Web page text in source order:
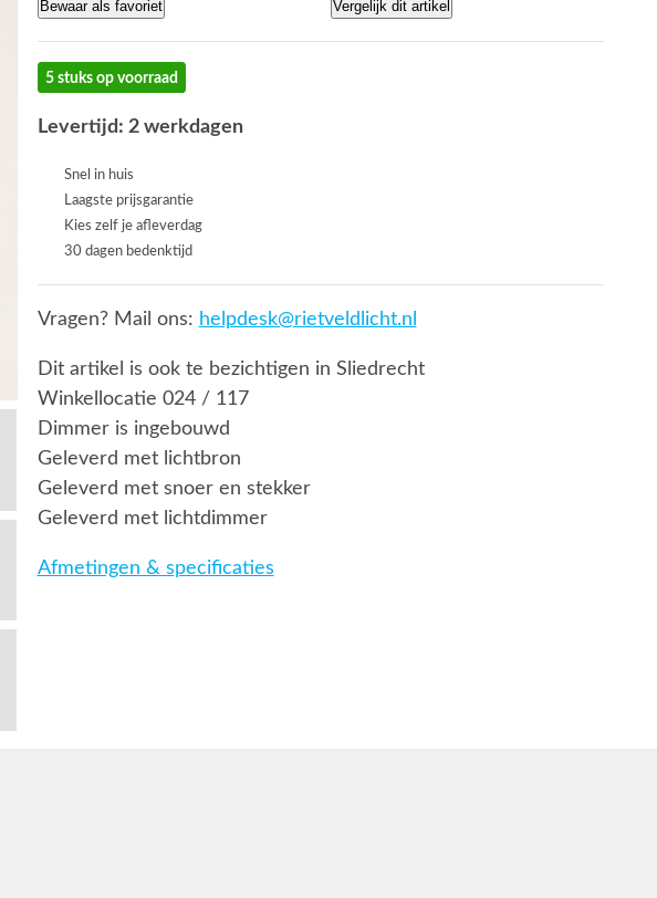
Bewaar als favoriet Vergelijk dit artikel
5 stuks op voorraad
Levertijd: 2 werkdagen
Snel in huis
Laagste prijsgarantie
Kies zelf je afleverdag
30 dagen bedenktijd
Vragen? Mail ons: helpdesk@rietveldlicht.nl
Dit artikel is ook te bezichtigen in Sliedrecht
Winkellocatie 024 / 117
Dimmer is ingebouwd
Geleverd met lichtbron
Geleverd met snoer en stekker
Geleverd met lichtdimmer
Afmetingen & specificaties